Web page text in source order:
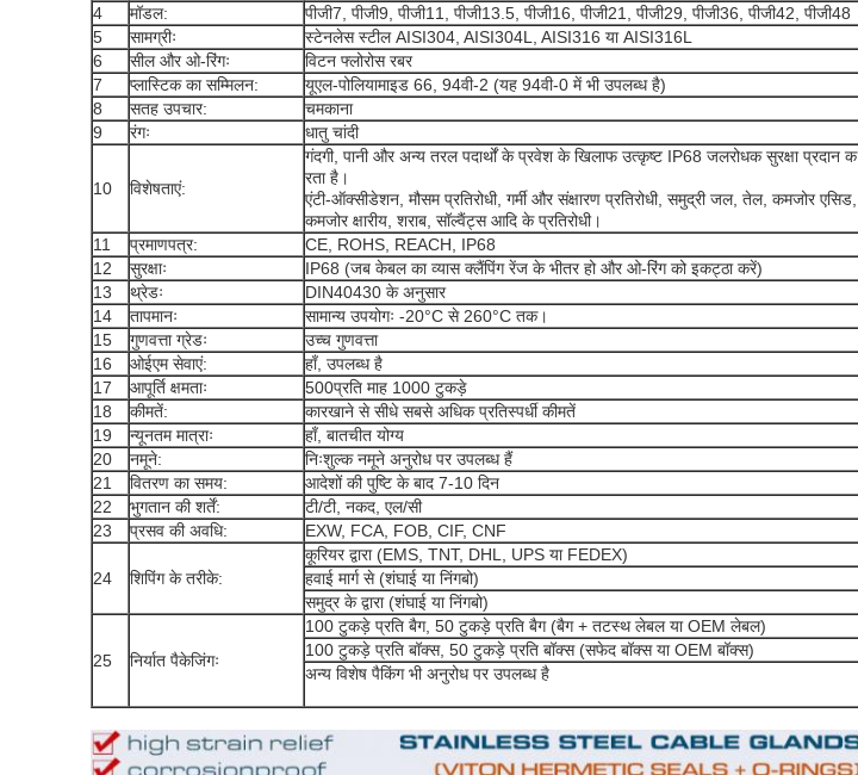
4
मॉडल:
पीजी7, पीजी9, पीजी11, पीजी13.5, पीजी16, पीजी21, पीजी29, पीजी36, पीजी42, पीजी48
5
सामग्रीः
स्टेनलेस स्टील AISI304, AISI304L, AISI316 या AISI316L
6
सील और ओ-रिंगः
विटन फ्लोरोस रबर
7
प्लास्टिक का सम्मिलन:
यूएल-पोलियामाइड 66, 94वी-2 (यह 94वी-0 में भी उपलब्ध है)
8
सतह उपचार:
चमकाना
9
रंगः धातु चांदी
10 विशेषताएं:
गंदगी, पानी और अन्य तरल पदार्थों के प्रवेश के खिलाफ उत्कृष्ट IP68 जलरोधक सुरक्षा प्रदान क
रता है।
एंटी-ऑक्सीडेशन, मौसम प्रतिरोधी, गर्मी और संक्षारण प्रतिरोधी, समुद्री जल, तेल, कमजोर एसिड,
कमजोर क्षारीय, शराब, सॉल्वैंट्स आदि के प्रतिरोधी।
11
प्रमाणपत्र:
CE, ROHS, REACH, IP68
12
सुरक्षाः
IP68 (जब केबल का व्यास क्लैंपिंग रेंज के भीतर हो और ओ-रिंग को इकट्ठा करें)
13
थ्रेडः
DIN40430 के अनुसार
14
तापमानः
सामान्य उपयोगः -20°C से 260°C तक।
15
गुणवत्ता ग्रेडः
उच्च गुणवत्ता
16
ओईएम सेवाएं:
हाँ, उपलब्ध है
17
आपूर्ति क्षमताः
500प्रति माह 1000 टुकड़े
18
कीमतें:
कारखाने से सीधे सबसे अधिक प्रतिस्पर्धी कीमतें
19
न्यूनतम मात्राः
हाँ, बातचीत योग्य
20
नमूने:
निःशुल्क नमूने अनुरोध पर उपलब्ध हैं
21
वितरण का समय:
आदेशों की पुष्टि के बाद 7-10 दिन
22
भुगतान की शर्तें:
टी/टी, नकद, एल/सी
23
प्रसव की अवधि: EXW, FCA, FOB, CIF, CNF
24 शिपिंग के तरीके:
कूरियर द्वारा (EMS, TNT, DHL, UPS या FEDEX)
हवाई मार्ग से (शंघाई या निंगबो)
समुद्र के द्वारा (शंघाई या निंगबो)
25 निर्यात पैकेजिंगः
100 टुकड़े प्रति बैग, 50 टुकड़े प्रति बैग (बैग + तटस्थ लेबल या OEM लेबल)
100 टुकड़े प्रति बॉक्स, 50 टुकड़े प्रति बॉक्स (सफेद बॉक्स या OEM बॉक्स)
अन्य विशेष पैकिंग भी अनुरोध पर उपलब्ध है